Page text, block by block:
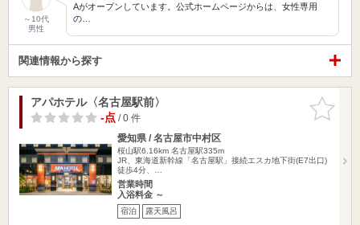
～10代
男性
Aがオープンしています。公式ホームページからは、女性専用
の…
関連情報から探す
お気に入
りに追加
アパホテル〈名古屋駅前〉
-点/ 0 件
愛知県 / 名古屋市中村区
桜山駅6.16km 名古屋駅335m
JR、東海道新幹線「名古屋駅」接続エスカ地下街(E7出口)
徒歩4分、…
営業時間
入浴料金 ～
宿泊 露天風呂